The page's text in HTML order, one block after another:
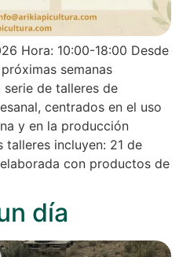
Hora: 10:00-18:00 Desde
semanas
de talleres de
centrados en el uso
y en la producción
incluyen: 21 de
con productos de
día